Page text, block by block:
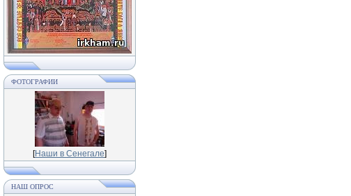
ФОТОГРАФИИ
[Наши в Сенегале]
НАШ ОПРОС